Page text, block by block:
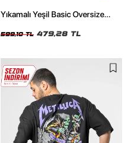
Yıkamalı Yeşil Basic Oversize
599,10 TL 479,28 TL